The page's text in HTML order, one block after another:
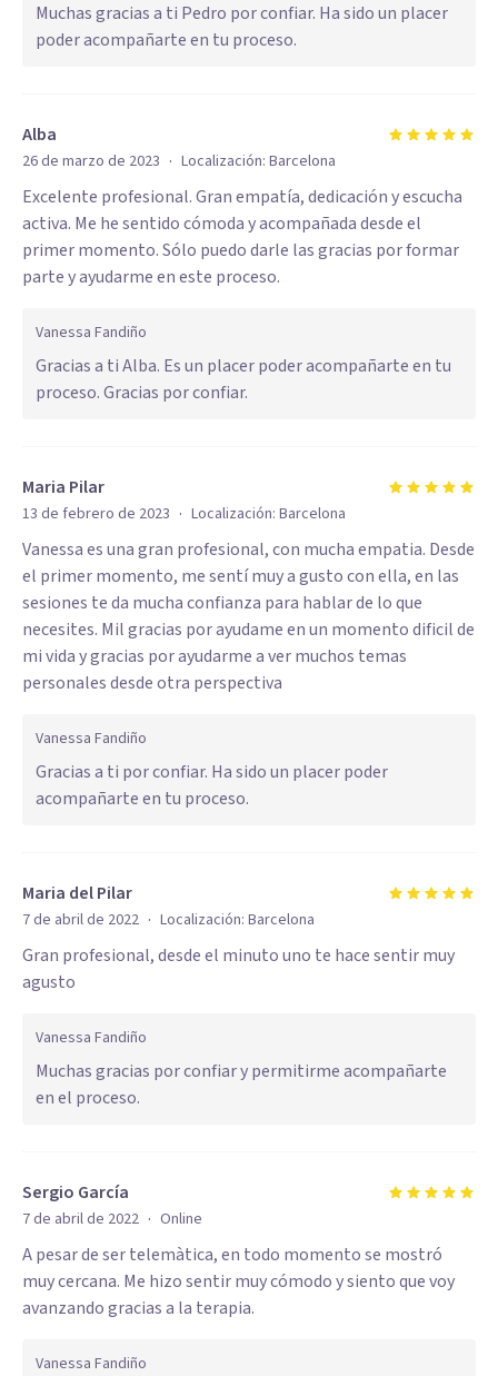
Muchas gracias a ti Pedro por confiar. Ha sido un placer
poder acompañarte en tu proceso.
Alba
26 de marzo de 2023 · Localización: Barcelona
Excelente profesional. Gran empatía, dedicación y escucha
activa. Me he sentido cómoda y acompañada desde el
primer momento. Sólo puedo darle las gracias por formar
parte y ayudarme en este proceso.
Vanessa Fandiño
Gracias a ti Alba. Es un placer poder acompañarte en tu
proceso. Gracias por confiar.
Maria Pilar
13 de febrero de 2023 · Localización: Barcelona
Vanessa es una gran profesional, con mucha empatia. Desde
el primer momento, me sentí muy a gusto con ella, en las
sesiones te da mucha confianza para hablar de lo que
necesites. Mil gracias por ayudame en un momento dificil de
mi vida y gracias por ayudarme a ver muchos temas
personales desde otra perspectiva
Vanessa Fandiño
Gracias a ti por confiar. Ha sido un placer poder
acompañarte en tu proceso.
Maria del Pilar
7 de abril de 2022 · Localización: Barcelona
Gran profesional, desde el minuto uno te hace sentir muy
agusto
Vanessa Fandiño
Muchas gracias por confiar y permitirme acompañarte
en el proceso.
Sergio García
7 de abril de 2022 · Online
A pesar de ser telemàtica, en todo momento se mostró
muy cercana. Me hizo sentir muy cómodo y siento que voy
avanzando gracias a la terapia.
Vanessa Fandiño